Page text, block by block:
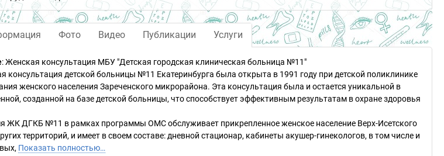
Фото Видео Публикации Услуги
:Женская консультация МБУ "Детская городская клиническая больница №11"
консультация детской больницы №11 Екатеринбурга была открыта в 1991 году при детской поликлинике
женского населения Зареченского микрорайона. Эта консультация была и остается уникальной в
созданной на базе детской больницы, что способствует эффективным результатам в охране здоровья
ЖК ДГКБ №11 в рамках программы ОМС обслуживает прикрепленное женское население Верх-Исетского
территорий, и имеет в своем составе: дневной стационар, кабинеты акушер-гинекологов, в том числе и
Показать полностью…